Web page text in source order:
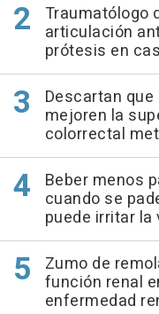
Traumatólogo
articulación
prótesis en
Descartan
mejoren la
colorrectal
Beber menos
cuando se
puede irritar la
Zumo de
función renal
enfermedad